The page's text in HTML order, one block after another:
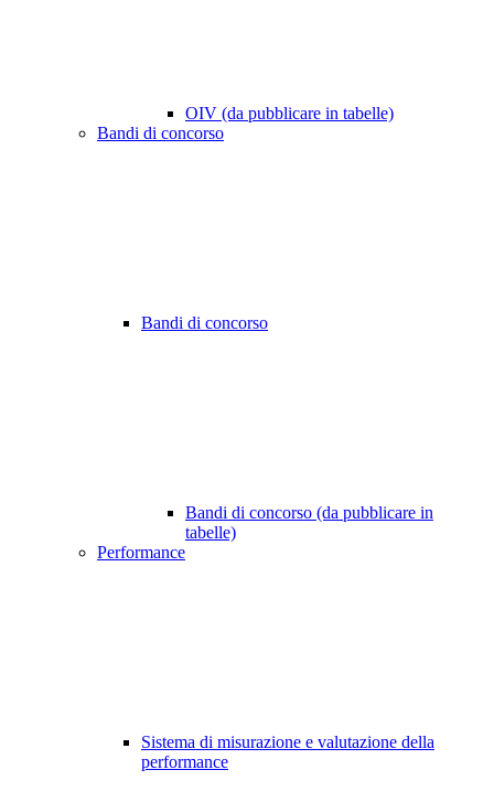
OIV (da pubblicare in tabelle)
Bandi di concorso
Bandi di concorso
Bandi di concorso (da pubblicare in
tabelle)
Performance
Sistema di misurazione e valutazione della
performance